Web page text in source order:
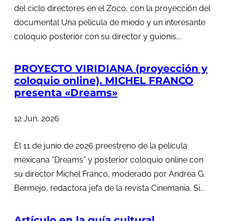
del ciclo directores en el Zoco, con la proyección del
documental Una película de miedo y un interesante
coloquio posterior con su director y guionis...
PROYECTO VIRIDIANA (proyección y
coloquio online). MICHEL FRANCO
presenta «Dreams»
12 Jun, 2026
El 11 de junio de 2026 preestreno de la película
mexicana “Dreams” y posterior coloquio online con
su director Michel Franco, moderado por Andrea G.
Bermejo, redactora jefa de la revista Cinemania. Si...